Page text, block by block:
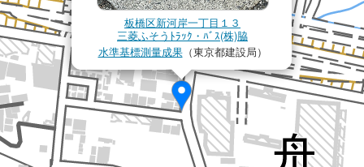
板橋区新河岸一丁目１３
三菱ふそうﾄﾗｯｸ・ﾊﾞｽ(株)脇
水準基標測量成果（東京都建設局）